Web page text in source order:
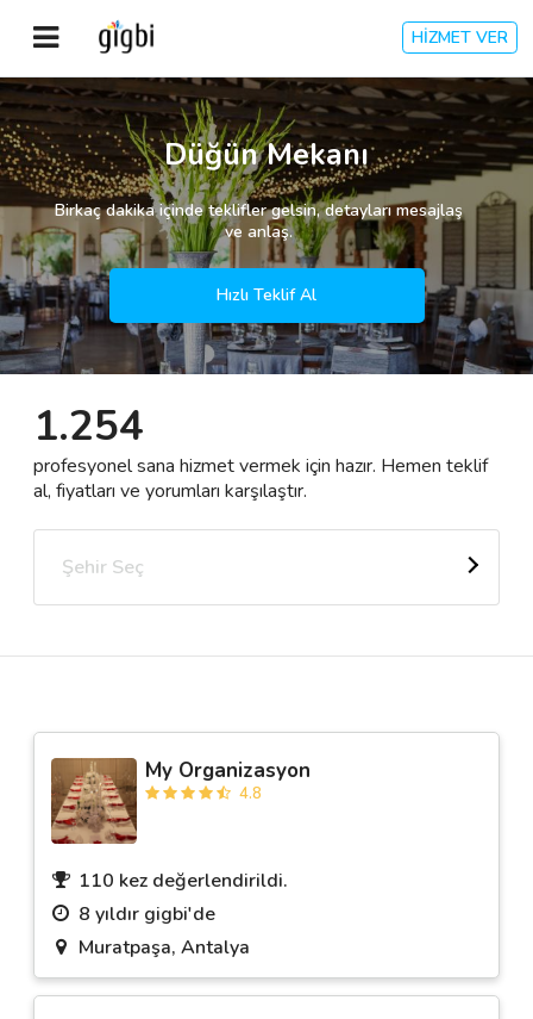
HİZMET VER
Anasayfa
Giriş Yap
Kayıt Ol
Kategoriler
🎈 Biz Kimiz?
🧐 Nasıl Çalışır?
Destek
İletişim
Blog
Düğün Mekanı
Birkaç dakika içinde teklifler gelsin, detayları mesajlaş
ve anlaş.
Hızlı Teklif Al
1.254
profesyonel sana hizmet vermek için hazır. Hemen teklif
al, fiyatları ve yorumları karşılaştır.
Şehir Seç
My Organizasyon
4.8
110 kez değerlendirildi.
8 yıldır gigbi'de
Muratpaşa, Antalya